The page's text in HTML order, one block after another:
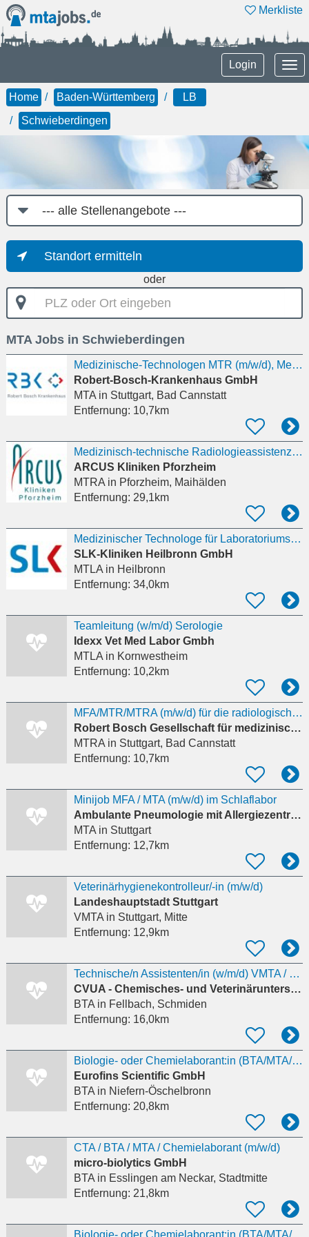
Merkliste
Login
Home Baden-Württemberg
LB
Schwieberdingen
Job-
Kategorie
Standort ermitteln
oder
PLZ
oder
eingeben
MTA Jobs in Schwieberdingen
Medizinische-Technologen MTR (m/w/d), Medizinisch-technische Assistenten MTAR (m/w/d) für die
Robert-Bosch-Krankenhaus GmbH
MTAin Stuttgart, Bad Cannstatt
Entfernung: 10,7km
Medizinisch-technische Radiologieassistenz (m/w/d)
ARCUS Kliniken Pforzheim
MTRAin Pforzheim, Maihälden
Entfernung: 29,1km
Medizinischer Technologe für Laboratoriumsanalytik [MTL / MTLA] (m/w/d) für die Pathologie
SLK-Kliniken Heilbronn GmbH
MTLAin Heilbronn
Entfernung: 34,0km
Teamleitung (w/m/d) Serologie
Idexx Vet Med Labor Gmbh
MTLAin Kornwestheim
Entfernung: 10,2km
MFA/MTR/MTRA (m/w/d) für die radiologische Zweigpraxis des MVZ am RBK
Robert Bosch Gesellschaft für medizinische Forschung mbH
MTRAin Stuttgart, Bad Cannstatt
Entfernung: 10,7km
Minijob MFA / MTA (m/w/d) im Schlaflabor
Ambulante Pneumologie mit Allergiezentrum (BAG)
MTAin Stuttgart
Entfernung: 12,7km
Veterinärhygienekontrolleur/-in (m/w/d)
Landeshauptstadt Stuttgart
VMTAin Stuttgart, Mitte
Entfernung: 12,9km
Technische/n Assistenten/in (w/m/d) VMTA / MTA / BTA oder mit vergleichbarer Ausbildung
CVUA - Chemisches- und Veterinäruntersuchungsamt - Stuttgart
BTAin Fellbach, Schmiden
Entfernung: 16,0km
Biologie- oder Chemielaborant:in (BTA/MTA/CTA) im Bereich Mikrobiologie (m/w/d)
Eurofins Scientific GmbH
BTAin Niefern-Öschelbronn
Entfernung: 20,8km
CTA / BTA / MTA / Chemielaborant (m/w/d)
micro-biolytics GmbH
BTAin Esslingen am Neckar, Stadtmitte
Entfernung: 21,8km